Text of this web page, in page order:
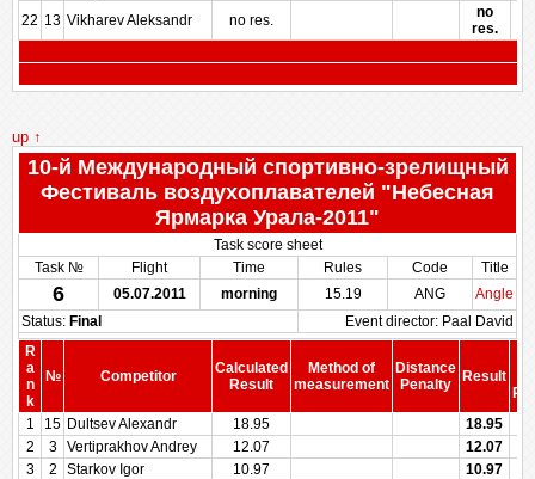
22 13 Vikharev Aleksandr no res.
no
res.
up ↑
10-й Международный спортивно-зрелищный
Фестиваль воздухоплавателей "Небесная
Ярмарка Урала-2011"
Task score sheet
Task №
Flight Time Rules Code Title
6 05.07.2011 morning 15.19 ANG
Angle
Status: Final
Event director: Paal David
R
a
n
k
№ Competitor
Calculated
Result
Method of
measurement
Distance
Penalty
Result
1
15 Dultsev Alexandr 18.95
18.95
2
3 Vertiprakhov Andrey 12.07
12.07
3
2 Starkov Igor 10.97
10.97